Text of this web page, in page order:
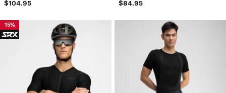
$104.95 $84.95
15%